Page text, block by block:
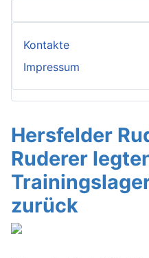
Kontakte
Impressum
Hersfelder
Ruderer
zurück